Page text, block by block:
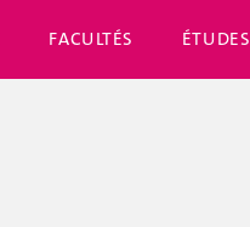
FACULTÉS ÉTUDES